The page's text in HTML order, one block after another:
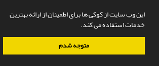
این وب سایت از کوکی ها برای اطمینان از ارائه بهترین
خدمات استفاده می کند.
متوجه شدم
سامانه مدیریت نشریات علمی.طراحی و پیاده سازی از